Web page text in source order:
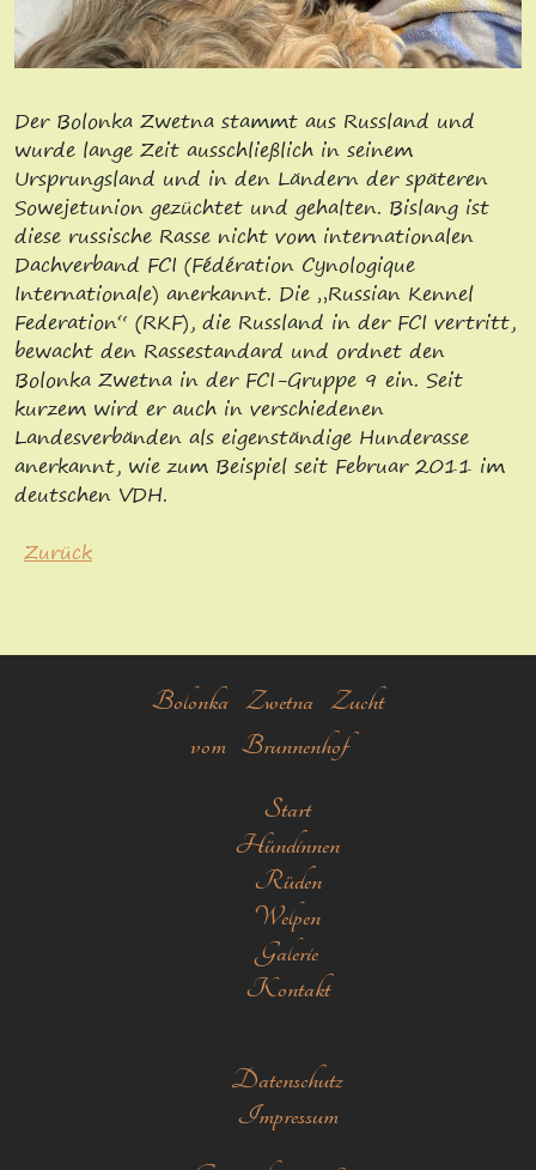
Der Bolonka Zwetna stammt aus Russland und
wurde lange Zeit ausschließlich in seinem
Ursprungsland und in den Ländern der späteren
Sowejetunion gezüchtet und gehalten. Bislang ist
diese russische Rasse nicht vom internationalen
Dachverband FCI (Fédération Cynologique
Internationale) anerkannt. Die „Russian Kennel
Federation“ (RKF), die Russland in der FCI vertritt,
bewacht den Rassestandard und ordnet den
Bolonka Zwetna in der FCI-Gruppe 9 ein. Seit
kurzem wird er auch in verschiedenen
Landesverbänden als eigenständige Hunderasse
anerkannt, wie zum Beispiel seit Februar 2011 im
deutschen VDH.
Zurück
Bolonka Zwetna Zucht
vom Brunnenhof
Start
Hündinnen
Rüden
Welpen
Galerie
Kontakt
Datenschutz
Impressum